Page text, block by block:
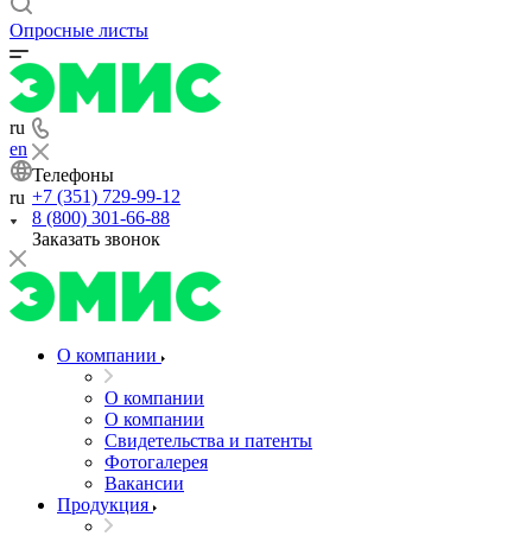
Опросные листы
ru
en
ru
Телефоны
+7 (351) 729-99-12
8 (800) 301-66-88
Заказать звонок
О компании
О компании
О компании
Свидетельства и патенты
Фотогалерея
Вакансии
Продукция